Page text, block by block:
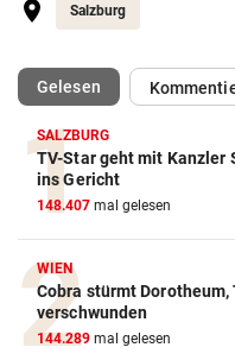
Salzburg
Gelesen(ausgewählt)
SALZBURG
TV-Star geht mit Kanzler
ins Gericht
148.407 mal gelesen
WIEN
Cobra stürmt Dorotheum,
verschwunden
144.289 mal gelesen